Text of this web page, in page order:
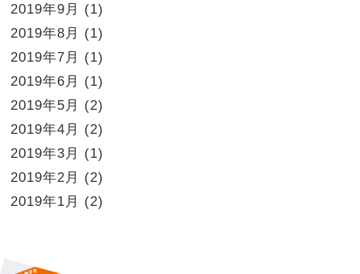
2019年9月
(1)
2019年8月
(1)
2019年7月
(1)
2019年6月
(1)
2019年5月
(2)
2019年4月
(2)
2019年3月
(1)
2019年2月
(2)
2019年1月
(2)